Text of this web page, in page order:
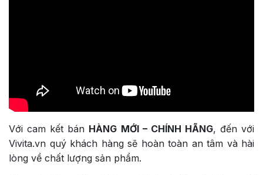
Với cam kết bán HÀNG MỚI – CHÍNH HÃNG, đến với
Vivita.vn quý khách hàng sẽ hoàn toàn an tâm và hài
lòng về chất lượng sản phẩm.